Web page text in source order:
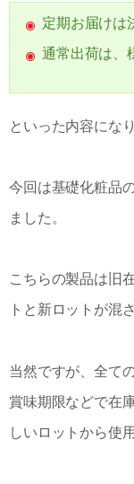
定期お届けは
通常出荷は、
といった内容にな
今回は基礎化粧品
ました。
こちらの製品は旧
トと新ロットが混
当然ですが、全て
賞味期限などで在
しいロットから使